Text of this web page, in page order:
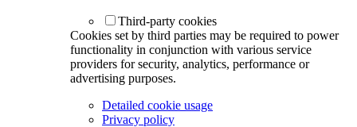
Third-party cookies
Cookies set by third parties may be required to power
functionality in conjunction with various service
providers for security, analytics, performance or
advertising purposes.
Detailed cookie usage
Privacy policy